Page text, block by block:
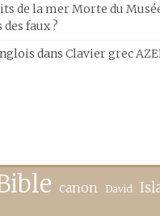
de la mer Morte du
faux ?
dans Clavier grec
canon David